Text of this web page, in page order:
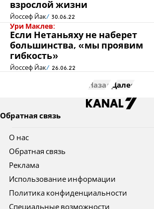
взрослой жизни
Йоссеф Йак 30.06.22
Ури Маклев:
Если Нетаньяху не наберет
большинства, «мы проявим
гибкость»
Йоссеф Йак 26.06.22
Назад Далее
Обратная связь
О нас
Обратная связь
Реклама
Использование информации
Политика конфиденциальности
Специальные возможности